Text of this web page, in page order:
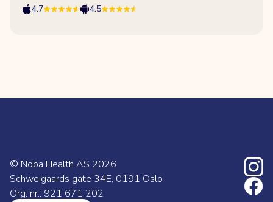
4.7
4.5
© Noba Health AS 2026
Schweigaards gate 34E, 0191 Oslo
Org. nr.: 921 671 202